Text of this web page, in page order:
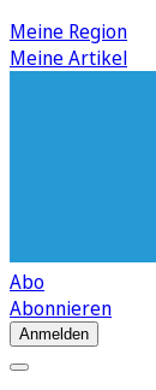
Meine Region
Meine Artikel
Abo
Abonnieren
Anmelden